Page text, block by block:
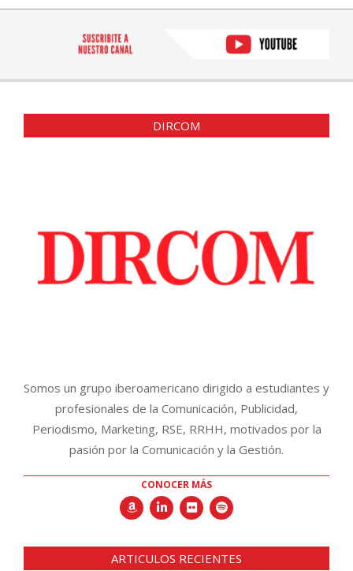
DIRCOM
Somos un grupo iberoamericano dirigido a estudiantes y
profesionales de la Comunicación, Publicidad,
Periodismo, Marketing, RSE, RRHH, motivados por la
pasión por la Comunicación y la Gestión.
CONOCER MÁS
ARTICULOS RECIENTES